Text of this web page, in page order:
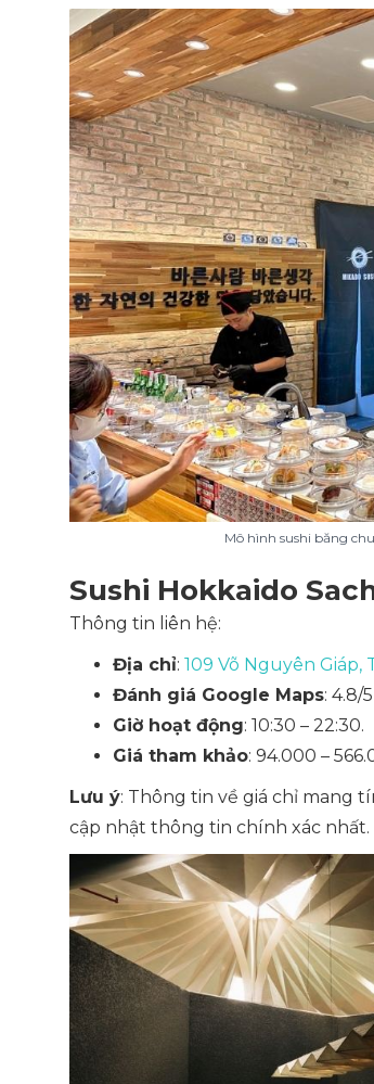
Mô hình sushi băng
Sushi Hokkaido
Thông tin liên hệ:
Địa chỉ: 109 Võ Nguyên
Đánh giá Google Maps: 4.8/
Giờ hoạt động: 10:30 – 22:30.
Giá tham khảo: 94.000 –
Lưu ý: Thông tin về giá chỉ mang
cập nhật thông tin chính xác nhất.